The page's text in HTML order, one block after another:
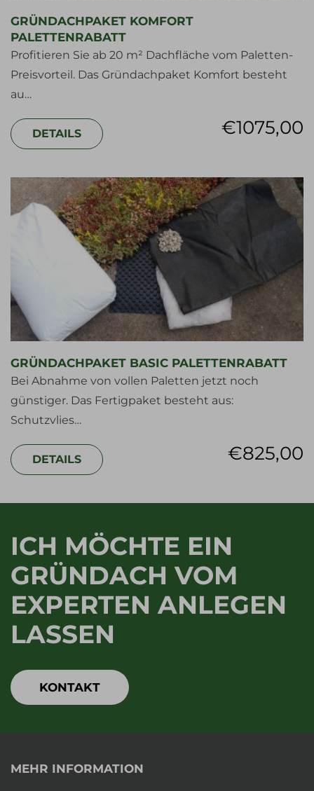
GRÜNDACHPAKET KOMFORT
PALETTENRABATT
Profitieren Sie ab 20 m² Dachfläche vom Paletten-
Preisvorteil. Das Gründachpaket Komfort besteht
au…
€1075,00
DETAILS
GRÜNDACHPAKET BASIC PALETTENRABATT
Bei Abnahme von vollen Paletten jetzt noch
günstiger. Das Fertigpaket besteht aus:
Schutzvlies…
€825,00
DETAILS
ICH MÖCHTE EIN
GRÜNDACH VOM
EXPERTEN ANLEGEN
LASSEN
KONTAKT
MEHR INFORMATION